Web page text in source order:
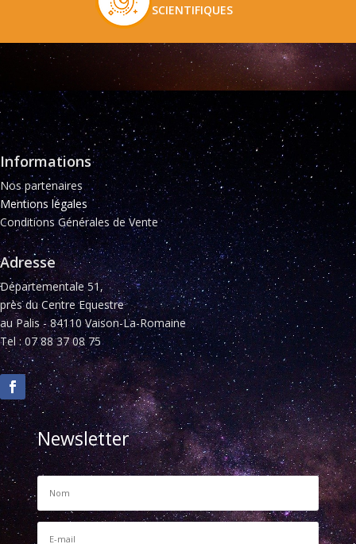
SCIENTIFIQUES
Informations
Nos partenaires
Mentions légales
Conditions Générales de Vente
Adresse
Départementale 51,
près du Centre Equestre
au Palis - 84110 Vaison-La-Romaine
Tel : 07 88 37 08 75
Newsletter